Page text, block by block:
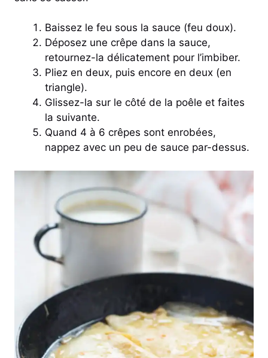
Baissez le feu sous la sauce (feu doux).
Déposez une crêpe dans la sauce,
retournez-la délicatement pour l’imbiber.
Pliez en deux, puis encore en deux (en
triangle).
Glissez-la sur le côté de la poêle et faites
la suivante.
Quand 4 à 6 crêpes sont enrobées,
nappez avec un peu de sauce par-dessus.